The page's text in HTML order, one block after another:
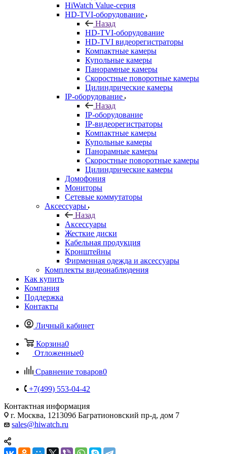
HiWatch Value-серия
HD-TVI-оборудование
Назад
HD-TVI-оборудование
HD-TVI видеорегистраторы
Компактные камеры
Купольные камеры
Панорамные камеры
Скоростные поворотные камеры
Цилиндрические камеры
IP-оборудование
Назад
IP-оборудование
IP-видеорегистраторы
Компактные камеры
Купольные камеры
Панорамные камеры
Скоростные поворотные камеры
Цилиндрические камеры
Домофония
Мониторы
Сетевые коммутаторы
Аксессуары
Назад
Аксессуары
Жесткие диски
Кабельная продукция
Кронштейны
Фирменная одежда и аксессуары
Комплекты видеонаблюдения
Как купить
Компания
Поддержка
Контакты
Личный кабинет
Корзина0
Отложенные0
Сравнение товаров0
+7(499) 553-04-42
Контактная информация
г. Москва, 121309б Багратионовский пр-д, дом 7
sales@hiwatch.ru